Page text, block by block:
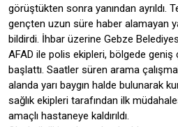
görüştükten sonra yanından ayrıldı.
gençten uzun süre haber alamayan
bildirdi. İhbar üzerine Gebze
AFAD ile polis ekipleri, bölgede geniş
başlattı. Saatler süren arama
alanda yarı baygın halde bulunarak
sağlık ekipleri tarafından ilk
amaçlı hastaneye kaldırıldı.